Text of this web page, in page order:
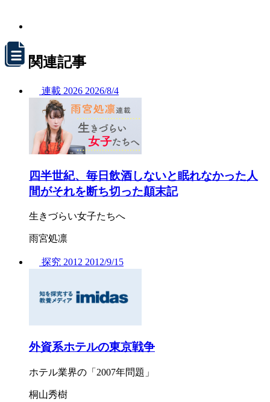
関連記事
連載 2026 2026/8/4
四半世紀、毎日飲酒しないと眠れなかった人
間がそれを断ち切った顛末記
生きづらい女子たちへ
雨宮処凛
探究 2012 2012/9/15
外資系ホテルの東京戦争
ホテル業界の「2007年問題」
桐山秀樹